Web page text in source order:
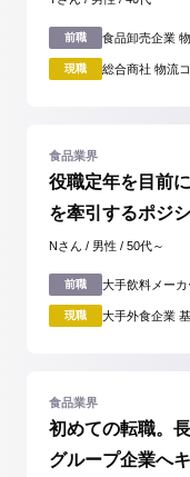
前職 食品卸売企業
現職 総合商社 物流
食品業界
役職定年を目前
を牽引するポジ
Nさん / 男性 / 50代～
前職 大手飲料メーカ
現職 大手外食企業
食品業界
初めての転職。
グループ企業へ